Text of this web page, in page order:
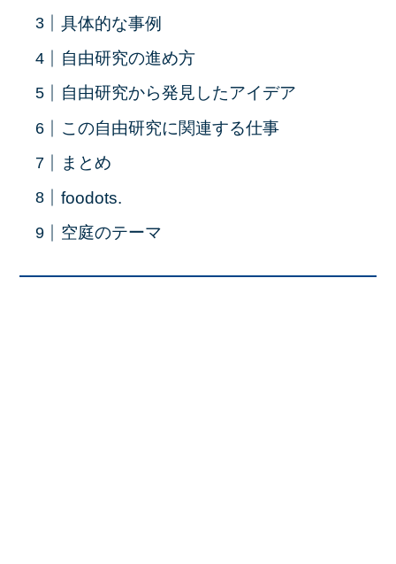
具体的な事例
自由研究の進め方
自由研究から発見したアイデア
この自由研究に関連する仕事
まとめ
foodots.
空庭のテーマ